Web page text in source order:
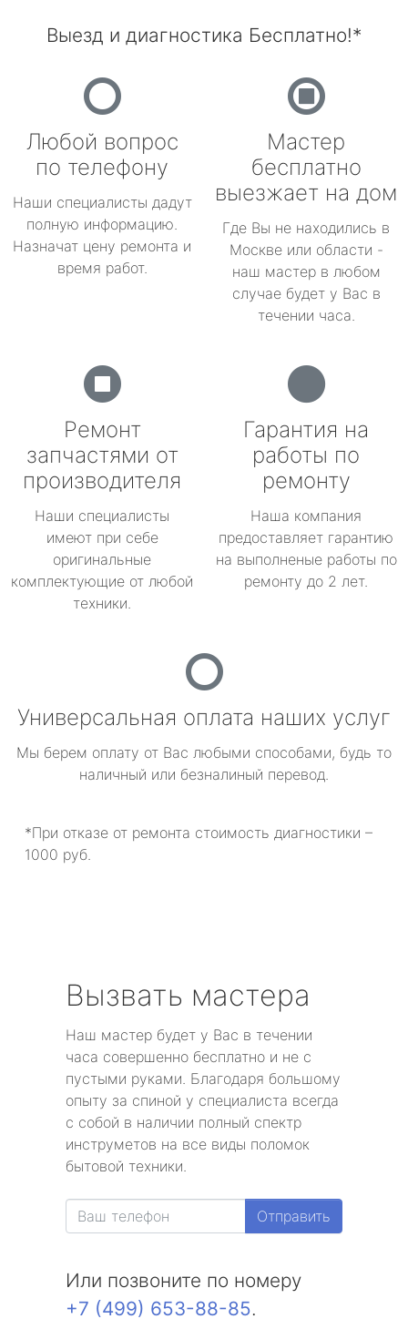
Выезд и диагностика Бесплатно!*
Любой вопрос
по телефону
Наши специалисты дадут
полную информацию.
Назначат цену ремонта и
время работ.
Мастер
бесплатно
выезжает на дом
Где Вы не находились в
Москве или области -
наш мастер в любом
случае будет у Вас в
течении часа.
Ремонт
запчастями от
производителя
Наши специалисты
имеют при себе
оригинальные
комплектующие от любой
техники.
Гарантия на
работы по
ремонту
Наша компания
предоставляет гарантию
на выполненые работы по
ремонту до 2 лет.
Универсальная оплата наших услуг
Мы берем оплату от Вас любыми способами, будь то
наличный или безналиный перевод.
*При отказе от ремонта стоимость диагностики –
1000 руб.
Вызвать мастера
Наш мастер будет у Вас в течении
часа совершенно бесплатно и не с
пустыми руками. Благодаря большому
опыту за спиной у специалиста всегда
с собой в наличии полный спектр
инструметов на все виды поломок
бытовой техники.
Отправить
Или позвоните по номеру
+7 (499) 653-88-85.